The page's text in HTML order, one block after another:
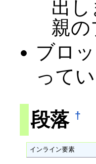
出
親
ブロ
ってい
段落 †
インライン要素